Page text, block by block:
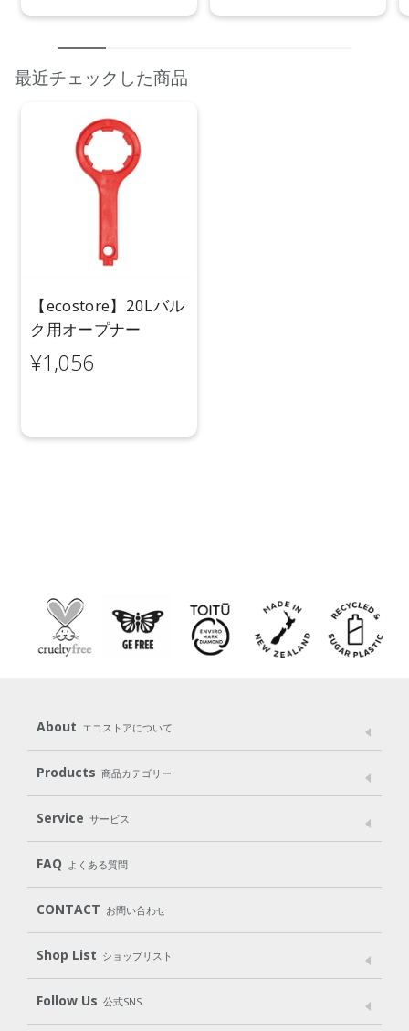
最近チェックした商品
【ecostore】20Lバル
ク用オープナー
¥1,056
About エコストアについて
メッセージ ブランドストーリー
パッケージへのこだわり
動物実験をしない
Products 商品カテゴリー
Laundry
Body（ボディ） Hair（ヘア） Oral care（オーラルケア）
Goods （グッズ）
Gift set
Service サービス
User Guide
Subscription（定期便）
FAQ よくある質問
CONTACT お問い合わせ
Shop List ショップリスト
Shop List
Follow Us 公式SNS